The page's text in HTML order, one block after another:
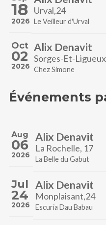
18
2026
Urval,24
Le Veilleur d'Urval
Oct
02
2026
Alix Denavit
Sorges-Et-
Chez Simone
Événements
Aug
06
2026
Alix Denavit
La Rochelle, 17
La Belle du Gabut
Jul
24
2026
Alix Denavit
Monplaisant,24
Escuria Dau Babau